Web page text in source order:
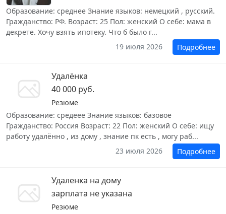
Образование: среднее Знание языков: немецкий , русский.
Гражданство: РФ. Возраст: 25 Пол: женский О себе: мама в
декрете. Хочу взять ипотеку. Что б было г...
19 июля 2026
Подробнее
Удалёнка
40 000 руб.
Резюме
Образование: средеее Знание языков: базовое
Гражданство: Россия Возраст: 22 Пол: женский О себе: ищу
работу удалённо , из дому , знание пк есть , могу раб...
23 июля 2026
Подробнее
Удаленка на дому
зарплата не указана
Резюме